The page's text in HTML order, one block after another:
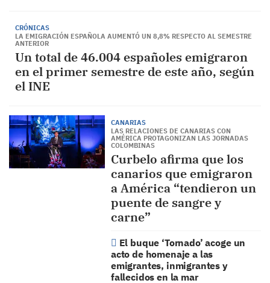
CRÓNICAS
LA EMIGRACIÓN ESPAÑOLA AUMENTÓ UN 8,8% RESPECTO AL SEMESTRE
ANTERIOR
Un total de 46.004 españoles emigraron
en el primer semestre de este año, según
el INE
CANARIAS
LAS RELACIONES DE CANARIAS CON
AMÉRICA PROTAGONIZAN LAS JORNADAS
COLOMBINAS
Curbelo afirma que los
canarios que emigraron
a América “tendieron un
puente de sangre y
carne”
El buque ‘Tornado’ acoge un
acto de homenaje a las
emigrantes, inmigrantes y
fallecidos en la mar